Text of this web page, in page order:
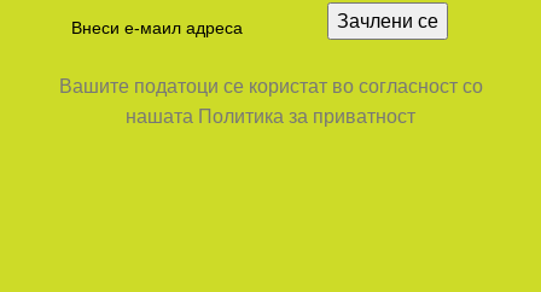
Вашите податоци се користат во согласност со
нашата Политика за приватност